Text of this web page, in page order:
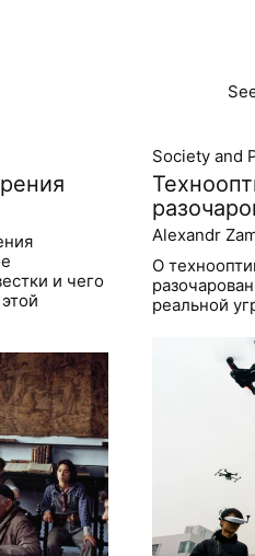
и чего
Society and
Alexandr
О
реальной